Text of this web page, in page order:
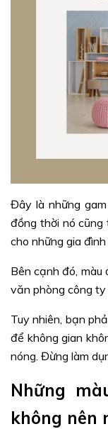
Đây là những
đồng thời nó
cho những gia đình
Bên cạnh đó, màu
văn phòng công ty
Tuy nhiên, bạn
để không gian
nóng. Đừng làm
Những
không nên